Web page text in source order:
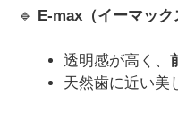
🔹 E-max（イーマッ
透明感が高く、
天然歯に近い美